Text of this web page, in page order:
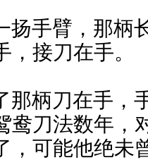
手臂，那柄
，接刀在手。
柄刀在手，
鸯刀法数年，
，可能他绝未